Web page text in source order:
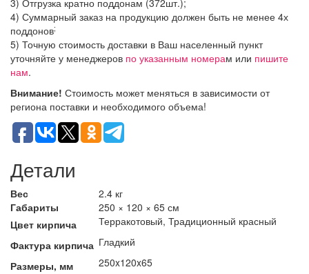
3) Отгрузка кратно поддонам (372шт.);
4) Суммарный заказ на продукцию должен быть не менее 4х
поддонов;
5) Точную стоимость доставки в Ваш населенный пункт
уточняйте у менеджеров по указанным номерам или пишите
нам.
Внимание! Стоимость может меняться в зависимости от
региона поставки и необходимого объема!
Детали
Вес
2.4 кг
Габариты
250 × 120 × 65 см
Цвет кирпича
Терракотовый, Традиционный красный
Фактура кирпича Гладкий
Размеры, мм
250x120x65